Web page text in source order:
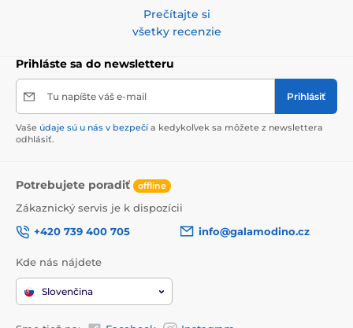
Prečítajte si
všetky recenzie
Prihláste sa do newsletteru
Tu napíšte váš e-mail Prihlásiť
Vaše údaje sú u nás v bezpečí a kedykoľvek sa môžete z newslettera
odhlásiť.
Potrebujete poradiť offline
Zákaznický servis je k dispozícii
+420 739 400 705
info@galamodino.cz
Kde nás nájdete
Slovenčina